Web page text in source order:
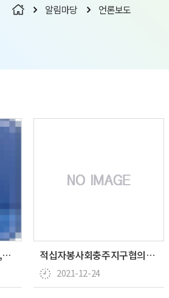
알림마당 언론보도
"(주)인앤아웃 충주휴게소,충주시장애인다사랑센터와 함께… 적십자봉사회충주지구협의회 (사랑의 고추장 나눔-고추장 …
2021-12-24